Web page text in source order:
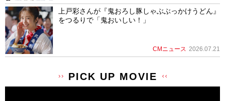
上戸彩さんが『鬼おろし豚しゃぶぶっかけうどん』
をつるりで「鬼おいしい！」
CMニュース 2026.07.21
PICK UP MOVIE